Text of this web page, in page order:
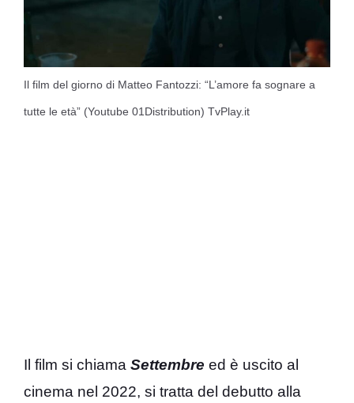
Il film del giorno di Matteo Fantozzi: “L’amore fa sognare a
tutte le età” (Youtube 01Distribution) TvPlay.it
Il film si chiama Settembre ed è uscito al
cinema nel 2022, si tratta del debutto alla